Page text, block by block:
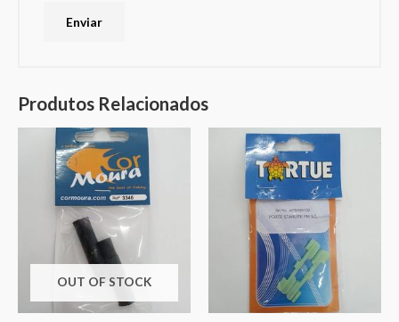
Produtos Relacionados
OUT OF STOCK